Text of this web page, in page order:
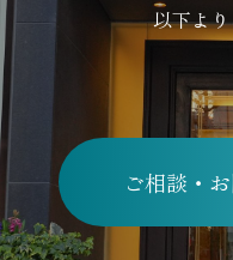
以下よ
ご相談・